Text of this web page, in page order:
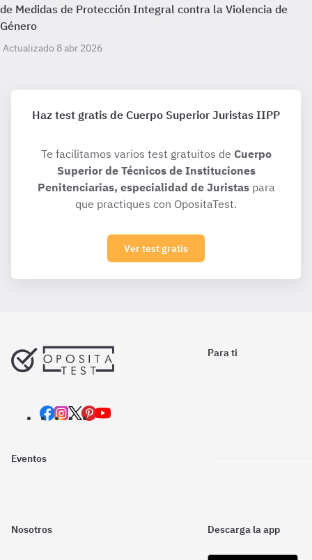
de Medidas de Protección Integral contra la Violencia de
Género
Actualizado 8 abr 2026
Haz test gratis de Cuerpo Superior Juristas IIPP
Te facilitamos varios test gratuitos de Cuerpo
Superior de Técnicos de Instituciones
Penitenciarias, especialidad de Juristaspara
que practiques con OpositaTest.
Ver test gratis
Para ti
Eventos
Nosotros Descarga la app